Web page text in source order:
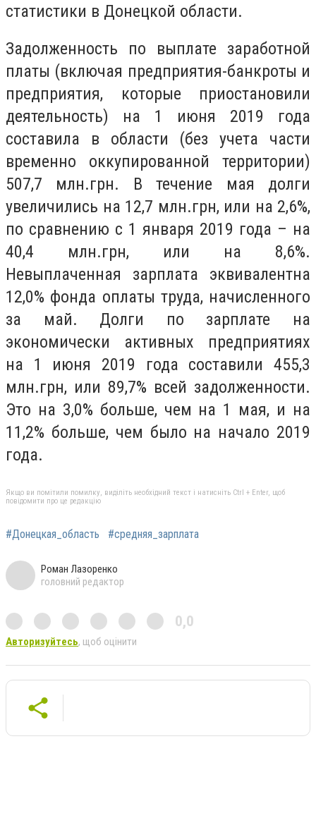
статистики в Донецкой области.
Задолженность по выплате заработной
платы (включая предприятия-банкроты и
предприятия, которые приостановили
деятельность) на 1 июня 2019 года
составила в области (без учета части
временно оккупированной территории)
507,7 млн.грн. В течение мая долги
увеличились на 12,7 млн.грн, или на 2,6%,
по сравнению с 1 января 2019 года – на
40,4 млн.грн, или на 8,6%.
Невыплаченная зарплата эквивалентна
12,0% фонда оплаты труда, начисленного
за май. Долги по зарплате на
экономически активных предприятиях
на 1 июня 2019 года составили 455,3
млн.грн, или 89,7% всей задолженности.
Это на 3,0% больше, чем на 1 мая, и на
11,2% больше, чем было на начало 2019
года.
Якщо ви помітили помилку, виділіть необхідний текст і натисніть Ctrl + Enter, щоб
повідомити про це редакцію
#Донецкая_область #средняя_зарплата
Роман Лазоренко
головний редактор
0,0
Авторизуйтесь, щоб оцінити